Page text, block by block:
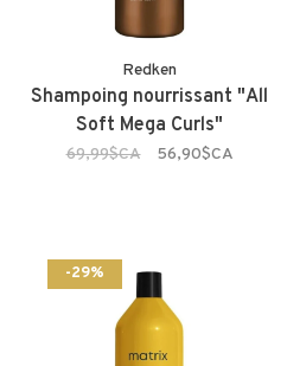
Redken
Shampoing nourrissant "All
Soft Mega Curls"
69,99$CA 56,90$CA
-29%